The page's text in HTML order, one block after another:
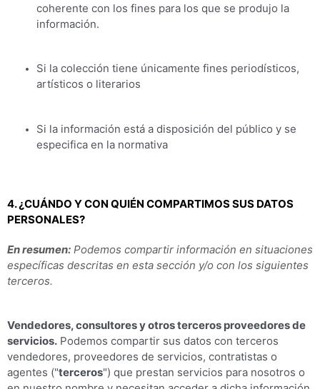
coherente con los fines para los que se produjo la
información.
Si la colección tiene únicamente fines periodísticos,
artísticos o literarios
Si la información está a disposición del público y se
especifica en la normativa
4. ¿CUÁNDO Y CON QUIÉN COMPARTIMOS SUS DATOS
PERSONALES?
En resumen: Podemos compartir información en situaciones
específicas descritas en esta sección y/o con los siguientes
terceros.
Vendedores, consultores y otros terceros proveedores de
servicios. Podemos compartir sus datos con terceros
vendedores, proveedores de servicios, contratistas o
agentes ("terceros") que prestan servicios para nosotros o